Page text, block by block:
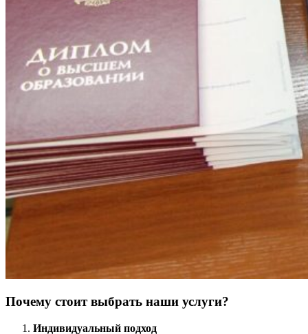
Почему стоит выбрать наши услуги?
Индивидуальный подход